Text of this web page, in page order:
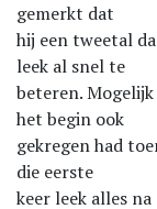
gemerkt dat
hij een tweetal
leek al snel te
beteren.
het begin ook
gekregen had
die eerste
keer leek alles